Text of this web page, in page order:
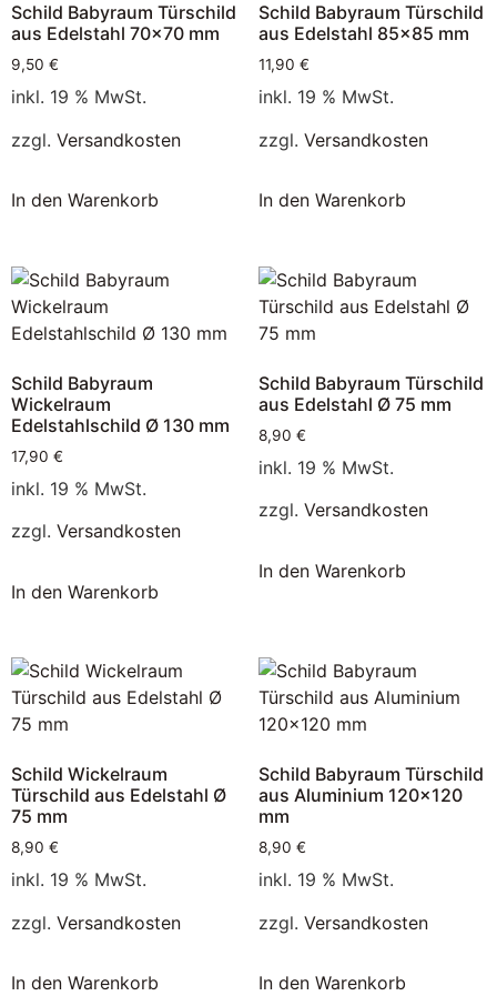
Schild Babyraum Türschild
aus Edelstahl 70×70 mm
9,50 €
inkl. 19 % MwSt.
zzgl. Versandkosten
In den Warenkorb
Schild Babyraum Türschild
aus Edelstahl 85×85 mm
11,90 €
inkl. 19 % MwSt.
zzgl. Versandkosten
In den Warenkorb
Schild Babyraum
Wickelraum
Edelstahlschild Ø 130 mm
17,90 €
inkl. 19 % MwSt.
zzgl. Versandkosten
In den Warenkorb
Schild Babyraum Türschild
aus Edelstahl Ø 75 mm
8,90 €
inkl. 19 % MwSt.
zzgl. Versandkosten
In den Warenkorb
Schild Wickelraum
Türschild aus Edelstahl Ø
75 mm
8,90 €
inkl. 19 % MwSt.
zzgl. Versandkosten
In den Warenkorb
Schild Babyraum Türschild
aus Aluminium 120×120
mm
8,90 €
inkl. 19 % MwSt.
zzgl. Versandkosten
In den Warenkorb